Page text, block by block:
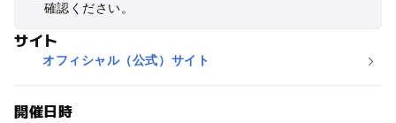
確認ください。
サイト
オフィシャル（公式）サイト
開催日時